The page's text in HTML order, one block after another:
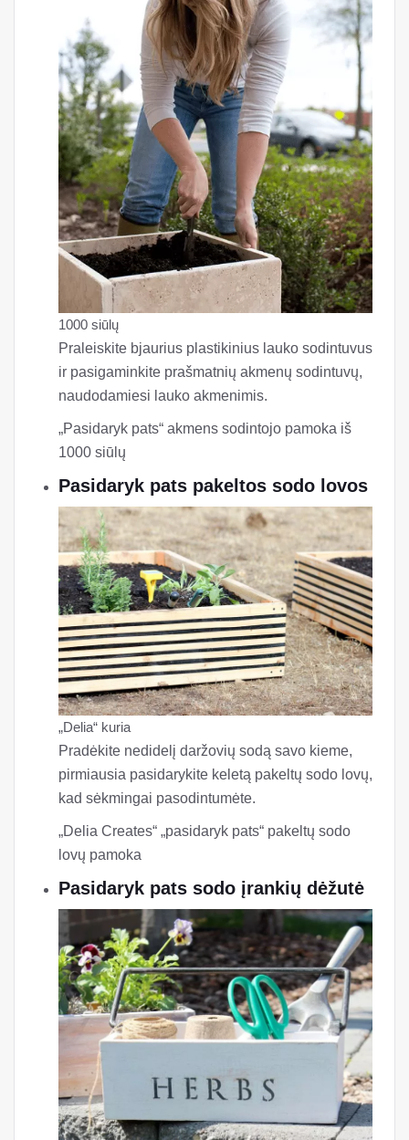
1000 siūlų
Praleiskite bjaurius plastikinius lauko sodintuvus
ir pasigaminkite prašmatnių akmenų sodintuvų,
naudodamiesi lauko akmenimis.
„Pasidaryk pats“ akmens sodintojo pamoka iš
1000 siūlų
Pasidaryk pats pakeltos sodo lovos
„Delia“ kuria
Pradėkite nedidelį daržovių sodą savo kieme,
pirmiausia pasidarykite keletą pakeltų sodo lovų,
kad sėkmingai pasodintumėte.
„Delia Creates“ „pasidaryk pats“ pakeltų sodo
lovų pamoka
Pasidaryk pats sodo įrankių dėžutė